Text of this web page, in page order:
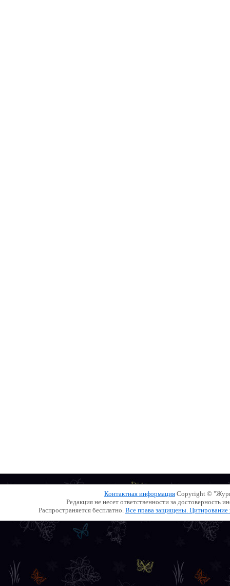
Контактная информация Copyright ©
Редакция не несет ответственности за
Распространяется бесплатно. Все права защищены. Цитирование